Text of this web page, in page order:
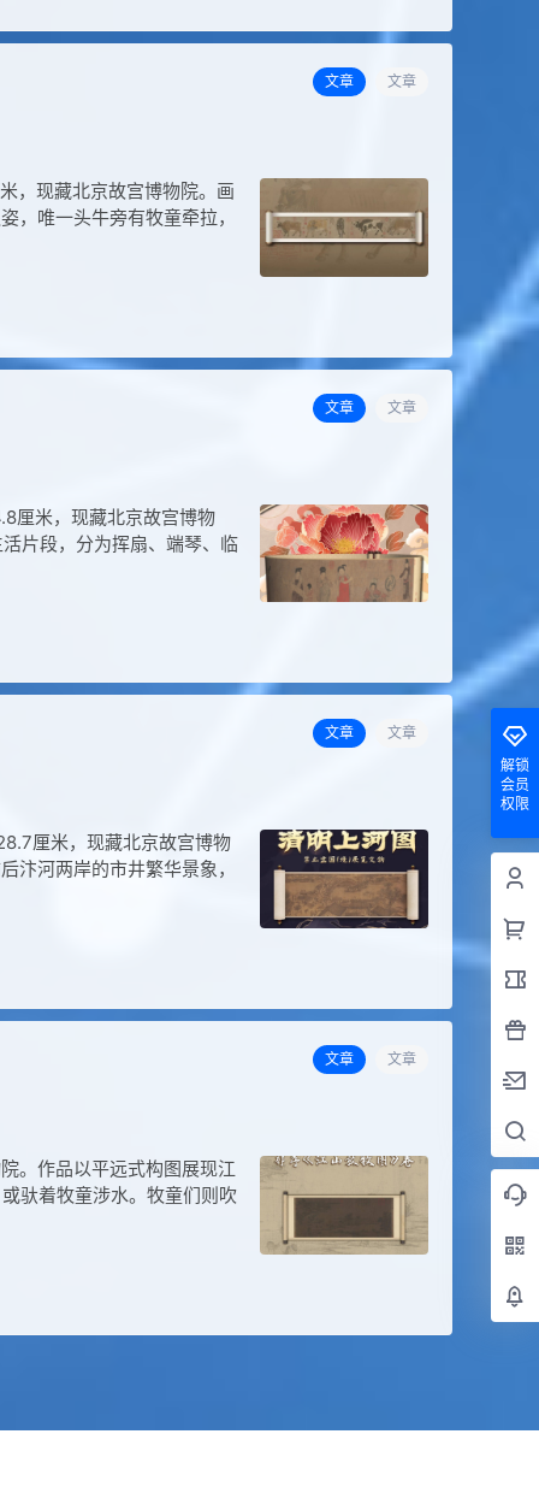
文章
文章
，现藏北京故宫博物院。画
，唯一头牛旁有牧童牵拉，
文章
文章
厘米，现藏北京故宫博物
片段，分为挥扇、端琴、临
文章
文章
厘米，现藏北京故宫博物
汴河两岸的市井繁华景象，
文章
文章
。作品以平远式构图展现江
驮着牧童涉水。牧童们则吹
解锁
会员
权限